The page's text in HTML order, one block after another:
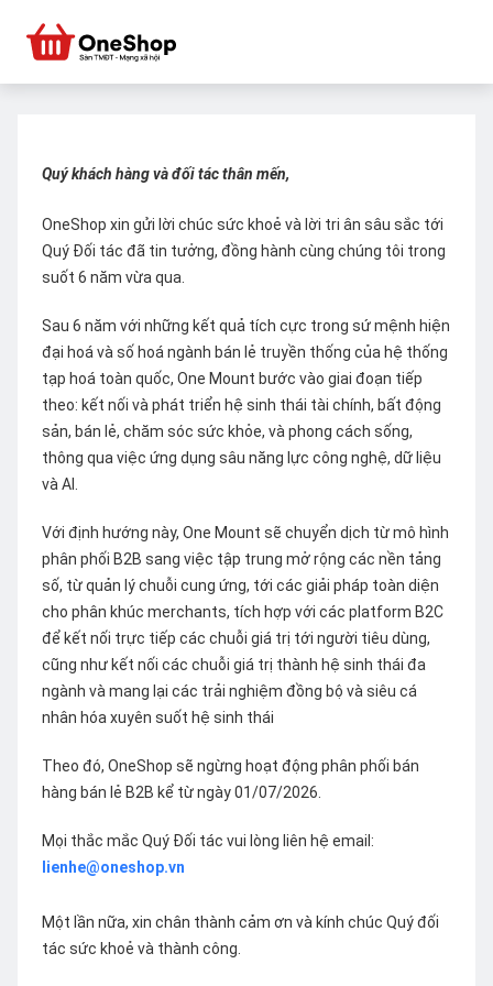
Quý khách hàng và đối tác thân mến,
OneShop xin gửi lời chúc sức khoẻ và lời tri ân sâu sắc tới
Quý Đối tác đã tin tưởng, đồng hành cùng chúng tôi trong
suốt 6 năm vừa qua.
Sau 6 năm với những kết quả tích cực trong sứ mệnh hiện
đại hoá và số hoá ngành bán lẻ truyền thống của hệ thống
tạp hoá toàn quốc, One Mount bước vào giai đoạn tiếp
theo: kết nối và phát triển hệ sinh thái tài chính, bất động
sản, bán lẻ, chăm sóc sức khỏe, và phong cách sống,
thông qua việc ứng dụng sâu năng lực công nghệ, dữ liệu
và AI.
Với định hướng này, One Mount sẽ chuyển dịch từ mô hình
phân phối B2B sang việc tập trung mở rộng các nền tảng
số, từ quản lý chuỗi cung ứng, tới các giải pháp toàn diện
cho phân khúc merchants, tích hợp với các platform B2C
để kết nối trực tiếp các chuỗi giá trị tới người tiêu dùng,
cũng như kết nối các chuỗi giá trị thành hệ sinh thái đa
ngành và mang lại các trải nghiệm đồng bộ và siêu cá
nhân hóa xuyên suốt hệ sinh thái
Theo đó, OneShop sẽ ngừng hoạt động phân phối bán
hàng bán lẻ B2B kể từ ngày 01/07/2026.
Mọi thắc mắc Quý Đối tác vui lòng liên hệ email:
lienhe@oneshop.vn
Một lần nữa, xin chân thành cảm ơn và kính chúc Quý đối
tác sức khoẻ và thành công.